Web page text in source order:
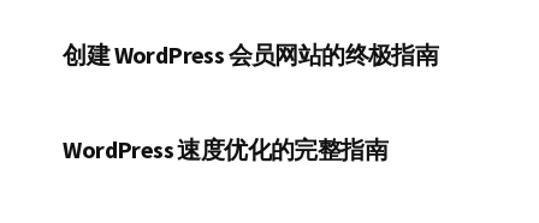
创建 WordPress 会员网站的终极指南
WordPress 速度优化的完整指南